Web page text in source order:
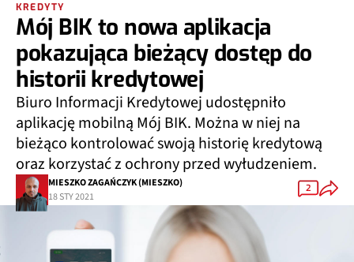
KREDYTY
Mój BIK to nowa aplikacja
pokazująca bieżący dostęp do
historii kredytowej
Biuro Informacji Kredytowej udostępniło
aplikację mobilną Mój BIK. Można w niej na
bieżąco kontrolować swoją historię kredytową
oraz korzystać z ochrony przed wyłudzeniem.
MIESZKO ZAGAŃCZYK (MIESZKO)
18 STY 2021
2